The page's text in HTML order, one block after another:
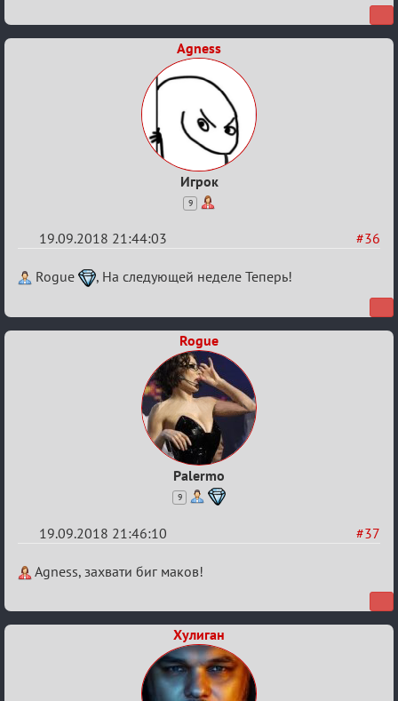
X
Agness
Игрок
9
#36
19.09.2018 21:44:03
Re:
X
Rogue , На следующей неделе Теперь!
Rogue
Palermo
9
#37
19.09.2018 21:46:10
Re:
X
Agness, захвати биг маков!
Хулиган